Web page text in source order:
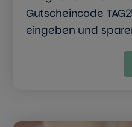
Gutscheincode
eingeben und